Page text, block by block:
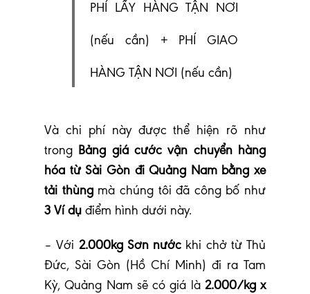
PHÍ LẤY HÀNG TẬN NƠI
(nếu cần) + PHÍ GIAO
HÀNG TẬN NƠI (nếu cần)
Và chi phí này được thể hiện rõ như
trong Bảng giá cước vận chuyển hàng
hóa từ Sài Gòn đi Quảng Nam bằng xe
tải thùng mà chúng tôi đã công bố như
3 Ví dụ điểm hình dưới này.
– Với 2.000kg Sơn nước khi chở từ Thủ
Đức, Sài Gòn (Hồ Chí Minh) đi ra Tam
Kỳ, Quảng Nam sẽ có giá là 2.000/kg x